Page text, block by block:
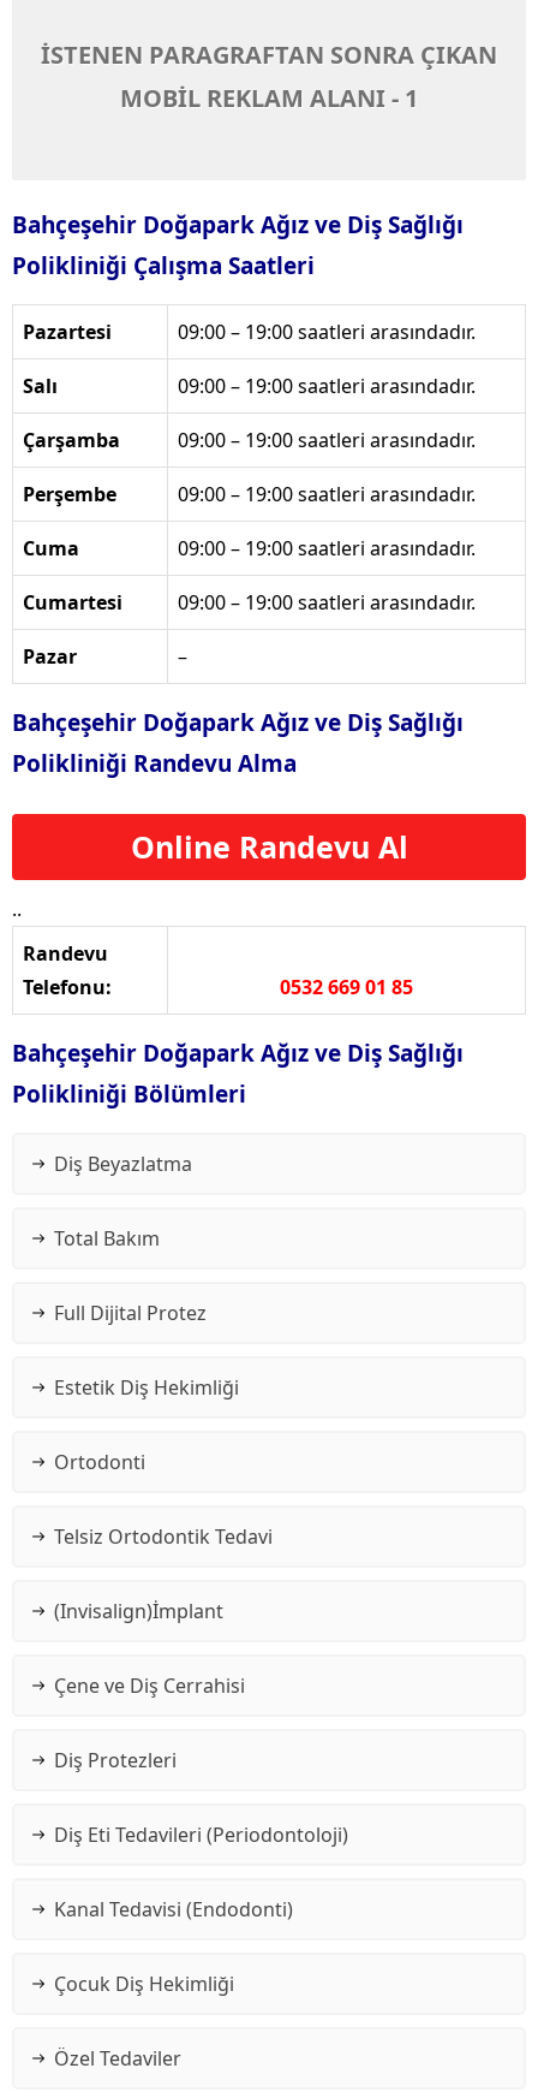
İSTENEN PARAGRAFTAN SONRA ÇIKAN
MOBİL REKLAM ALANI - 1
Bahçeşehir Doğapark Ağız ve Diş Sağlığı
Polikliniği Çalışma Saatleri
Pazartesi 09:00 – 19:00 saatleri arasındadır.
Salı 09:00 – 19:00 saatleri arasındadır.
Çarşamba 09:00 – 19:00 saatleri arasındadır.
Perşembe 09:00 – 19:00 saatleri arasındadır.
Cuma 09:00 – 19:00 saatleri arasındadır.
Cumartesi 09:00 – 19:00 saatleri arasındadır.
Pazar –
Bahçeşehir Doğapark Ağız ve Diş Sağlığı
Polikliniği Randevu Alma
Online Randevu Al
..
Randevu
Telefonu:
0532 669 01 85
Bahçeşehir Doğapark Ağız ve Diş Sağlığı
Polikliniği Bölümleri
Diş Beyazlatma
Total Bakım
Full Dijital Protez
Estetik Diş Hekimliği
Ortodonti
Telsiz Ortodontik Tedavi
(Invisalign)İmplant
Çene ve Diş Cerrahisi
Diş Protezleri
Diş Eti Tedavileri (Periodontoloji)
Kanal Tedavisi (Endodonti)
Çocuk Diş Hekimliği
Özel Tedaviler